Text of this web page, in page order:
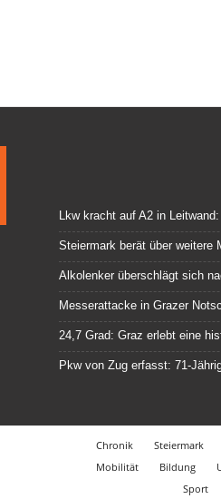
Lkw kracht auf A2 in
Steiermark berät über weitere
Alkolenker überschlägt sich
Messerattacke in Grazer
24,7 Grad: Graz erlebt eine
Pkw von Zug erfasst: 71-
Chronik Steiermark
Mobilität
Bildung
Sport